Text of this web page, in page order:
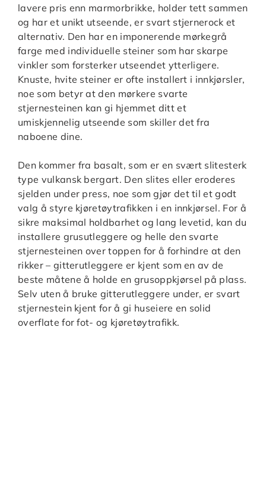
lavere pris enn marmorbrikke, holder tett sammen
og har et unikt utseende, er svart stjernerock et
alternativ. Den har en imponerende mørkegrå
farge med individuelle steiner som har skarpe
vinkler som forsterker utseendet ytterligere.
Knuste, hvite steiner er ofte installert i innkjørsler,
noe som betyr at den mørkere svarte
stjernesteinen kan gi hjemmet ditt et
umiskjennelig utseende som skiller det fra
naboene dine.
Den kommer fra basalt, som er en svært slitesterk
type vulkansk bergart. Den slites eller eroderes
sjelden under press, noe som gjør det til et godt
valg å styre kjøretøytrafikken i en innkjørsel. For å
sikre maksimal holdbarhet og lang levetid, kan du
installere grusutleggere og helle den svarte
stjernesteinen over toppen for å forhindre at den
rikker – gitterutleggere er kjent som en av de
beste måtene å holde en grusoppkjørsel på plass.
Selv uten å bruke gitterutleggere under, er svart
stjernestein kjent for å gi huseiere en solid
overflate for fot- og kjøretøytrafikk.